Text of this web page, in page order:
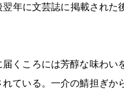
年に文芸誌に掲載された
くころには芳醇な味わい
ている。一介の鯖担ぎか